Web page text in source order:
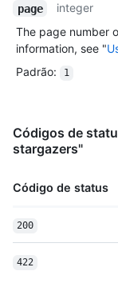
page
integer
The page number
information, see "
Padrão: 1
Códigos de
stargazers"
Código de status
200
422